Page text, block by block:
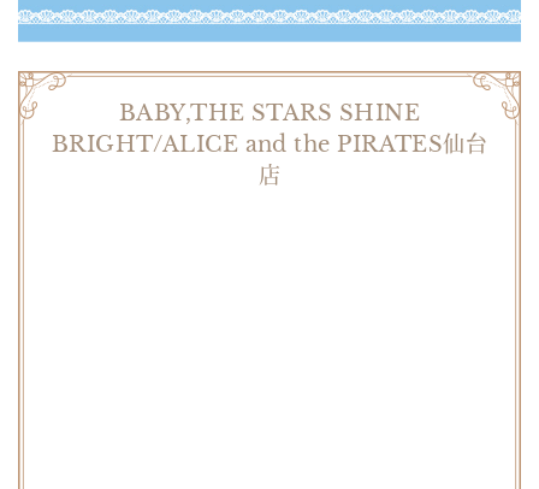
BABY,THE STARS SHINE
BRIGHT/ALICE and the PIRATES仙台
店